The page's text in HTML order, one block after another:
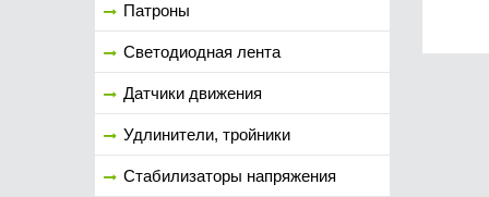
Патроны
Светодиодная лента
Датчики движения
Удлинители, тройники
Стабилизаторы напряжения